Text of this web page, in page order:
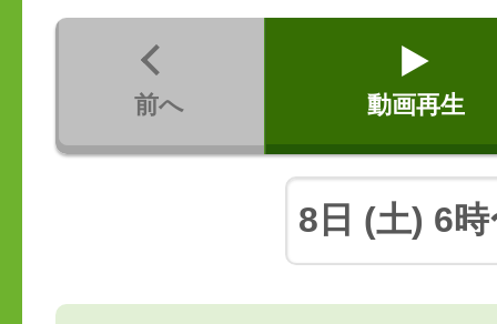
前へ 動画再生